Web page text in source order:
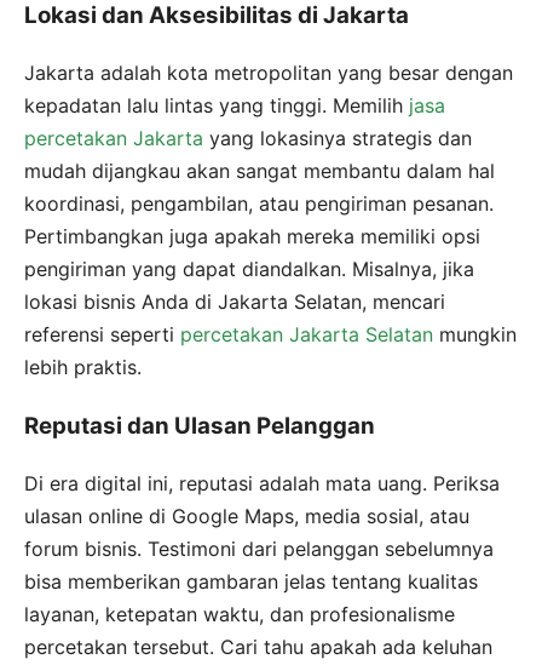
Lokasi dan Aksesibilitas di Jakarta
Jakarta adalah kota metropolitan yang besar dengan
kepadatan lalu lintas yang tinggi. Memilih jasa
percetakan Jakarta yang lokasinya strategis dan
mudah dijangkau akan sangat membantu dalam hal
koordinasi, pengambilan, atau pengiriman pesanan.
Pertimbangkan juga apakah mereka memiliki opsi
pengiriman yang dapat diandalkan. Misalnya, jika
lokasi bisnis Anda di Jakarta Selatan, mencari
referensi seperti percetakan Jakarta Selatan mungkin
lebih praktis.
Reputasi dan Ulasan Pelanggan
Di era digital ini, reputasi adalah mata uang. Periksa
ulasan online di Google Maps, media sosial, atau
forum bisnis. Testimoni dari pelanggan sebelumnya
bisa memberikan gambaran jelas tentang kualitas
layanan, ketepatan waktu, dan profesionalisme
percetakan tersebut. Cari tahu apakah ada keluhan